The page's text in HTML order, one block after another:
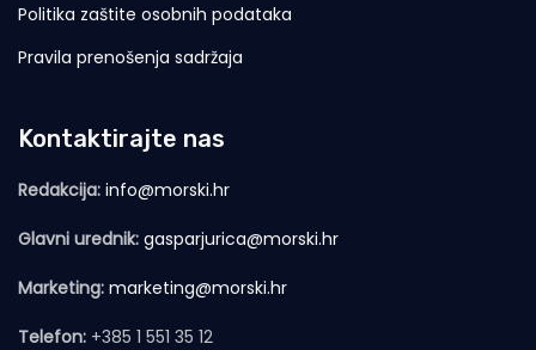
Politika zaštite osobnih podataka
Pravila prenošenja sadržaja
Kontaktirajte nas
Redakcija: info@morski.hr
Glavni urednik: gasparjurica@morski.hr
Marketing: marketing@morski.hr
Telefon: +385 1 551 35 12